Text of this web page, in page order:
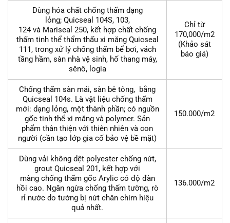
Dùng hóa chất chống thấm dạng
lỏng; Quicseal 104S, 103,
124 và Mariseal 250, kết hợp chất chống
thấm tinh thể thẩm thấu xi măng Quicseal
111, trong xử lý chống thấm bể bơi, vách
tầng hầm, sàn nhà vệ sinh, hố thang máy,
sênô, logia
Chỉ từ
170,000/m2
(Khảo sát
báo giá)
Chống thấm sàn mái, sàn bê tông, bằng
Quicseal 104s. Là vật liệu chống thấm
mới: dạng lỏng, một thành phần; có nguồn
gốc tinh thể xi măng và polymer. Sản
phẩm thân thiện với thiên nhiên và con
người (cần tạo lớp gia cố bảo vệ bề mặt)
150.000/m2
Dùng vải không dệt polyester chống nứt,
grout Quicseal 201, kết hợp với
màng chống thấm gốc Arylic có độ đàn
hồi cao. Ngăn ngừa chống thấm tường, rò
rỉ nước do tường bị nứt chân chim hiệu
quả nhất.
136.000/m2